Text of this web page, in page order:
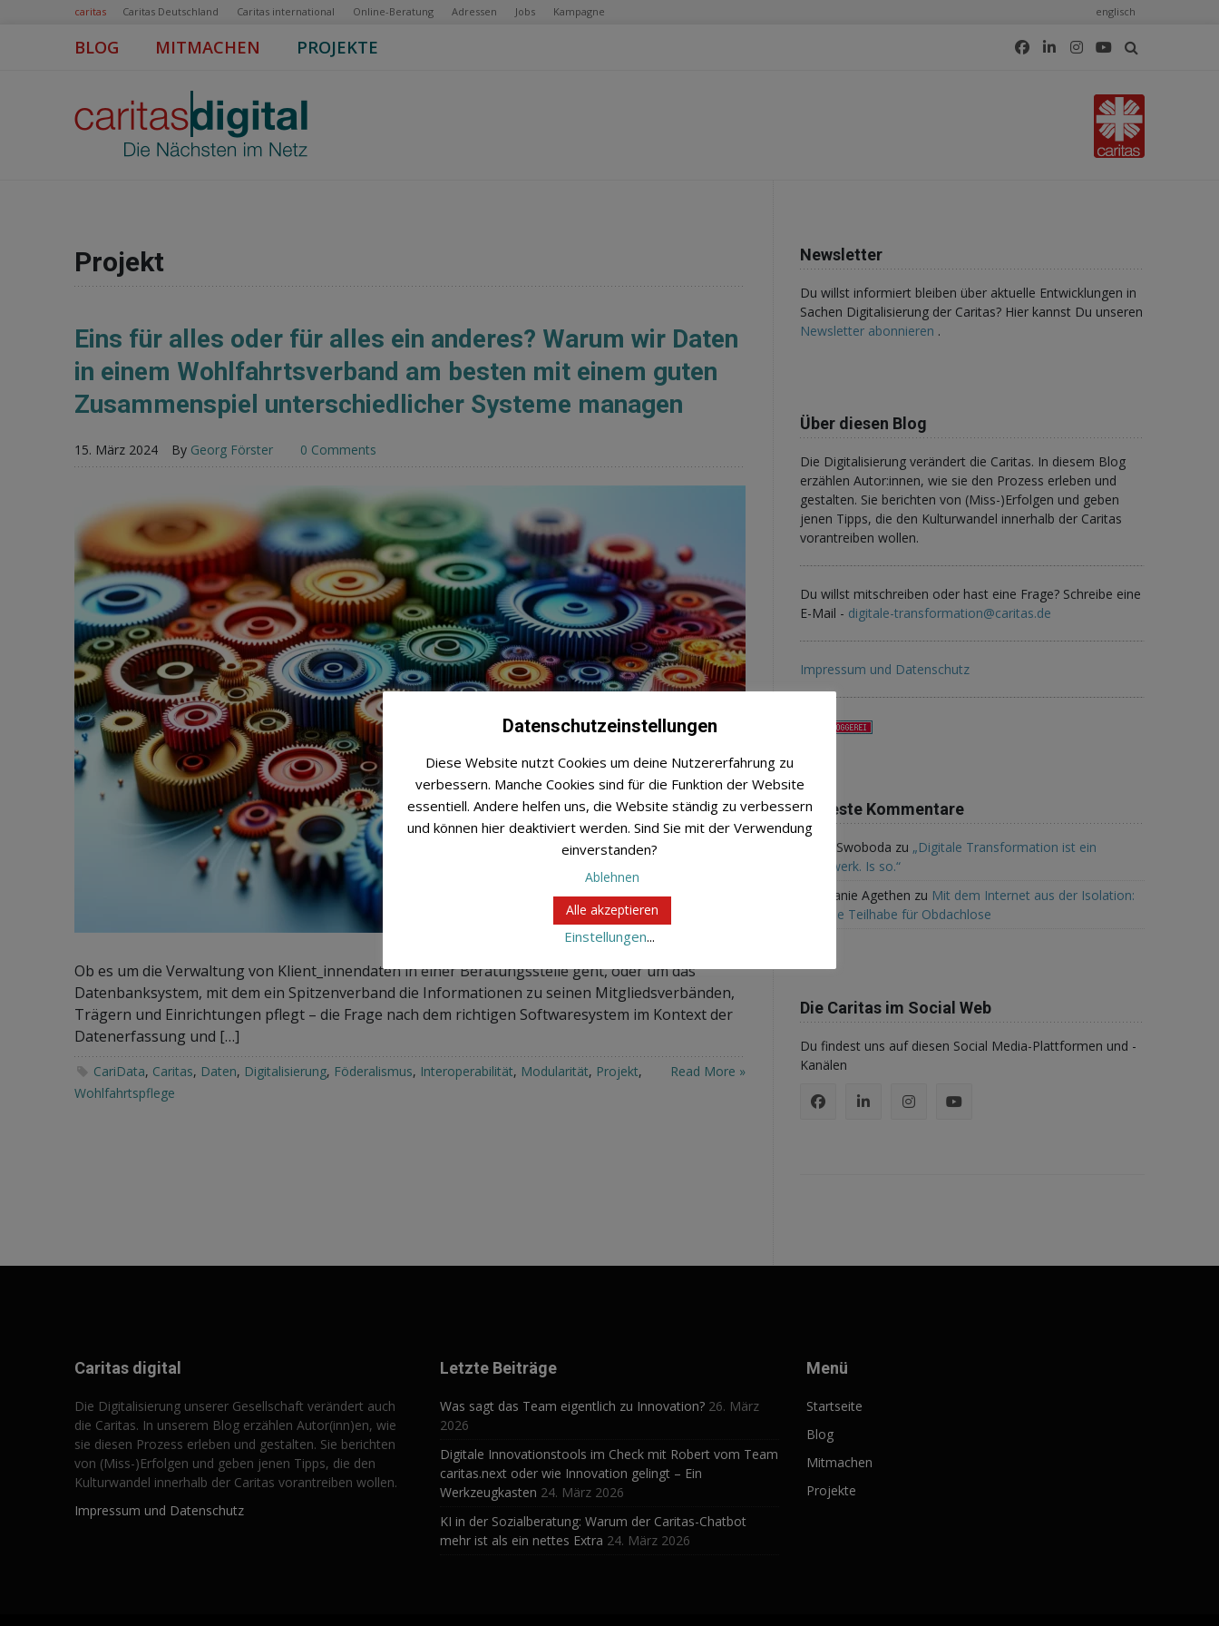
caritas Caritas Deutschland Caritas international Online-Beratung Adressen Jobs Kampagne englisch
BLOG MITMACHEN PROJEKTE
Projekt
Eins für alles oder für alles ein anderes? Warum wir Daten
in einem Wohlfahrtsverband am besten mit einem guten
Zusammenspiel unterschiedlicher Systeme managen
15. März 2024 By Georg Förster 0 Comments
Ob es um die Verwaltung von Klient_innendaten in einer Beratungsstelle geht, oder um das
Datenbanksystem, mit dem ein Spitzenverband die Informationen zu seinen Mitgliedsverbänden,
Trägern und Einrichtungen pflegt – die Frage nach dem richtigen Softwaresystem im Kontext der
Datenerfassung und […]
Read More »
CariData, Caritas, Daten, Digitalisierung, Föderalismus, Interoperabilität, Modularität, Projekt,
Wohlfahrtspflege
Newsletter
Du willst informiert bleiben über aktuelle Entwicklungen in
Sachen Digitalisierung der Caritas? Hier kannst Du unseren
Newsletter abonnieren .
Über diesen Blog
Die Digitalisierung verändert die Caritas. In diesem Blog
erzählen Autor:innen, wie sie den Prozess erleben und
gestalten. Sie berichten von (Miss-)Erfolgen und geben
jenen Tipps, die den Kulturwandel innerhalb der Caritas
vorantreiben wollen.
Du willst mitschreiben oder hast eine Frage? Schreibe eine
E-Mail - digitale-transformation@caritas.de
Impressum und Datenschutz
Neueste Kommentare
Judith Swoboda zu „Digitale Transformation ist ein
Handwerk. Is so.“
Stephanie Agethen zu Mit dem Internet aus der Isolation:
Digitale Teilhabe für Obdachlose
Die Caritas im Social Web
Du findest uns auf diesen Social Media-Plattformen und -
Kanälen
Caritas digital
Die Digitalisierung unserer Gesellschaft verändert auch
die Caritas. In unserem Blog erzählen Autor(inn)en, wie
sie diesen Prozess erleben und gestalten. Sie berichten
von (Miss-)Erfolgen und geben jenen Tipps, die den
Kulturwandel innerhalb der Caritas vorantreiben wollen.
Impressum und Datenschutz
Letzte Beiträge
Was sagt das Team eigentlich zu Innovation? 26. März
2026
Digitale Innovationstools im Check mit Robert vom Team
caritas.next oder wie Innovation gelingt – Ein
Werkzeugkasten 24. März 2026
KI in der Sozialberatung: Warum der Caritas-Chatbot
mehr ist als ein nettes Extra 24. März 2026
Menü
Startseite
Blog
Mitmachen
Projekte
Datenschutzeinstellungen
Diese Website nutzt Cookies um deine Nutzererfahrung zu
verbessern. Manche Cookies sind für die Funktion der Website
essentiell. Andere helfen uns, die Website ständig zu verbessern
und können hier deaktiviert werden. Sind Sie mit der Verwendung
einverstanden?
Ablehnen
Alle akzeptieren
Einstellungen...